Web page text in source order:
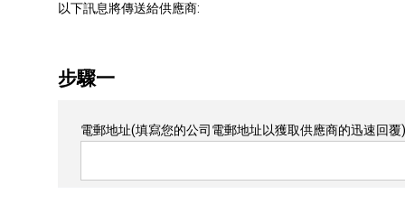
以下訊息將傳送給供應商:
步驟一
電郵地址(填寫您的公司電郵地址以獲取供應商的迅速回覆)